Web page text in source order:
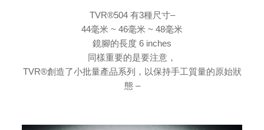
TVR®504 有3種尺寸–
44毫米 ~ 46毫米 ~ 48毫米
鏡腳的長度 6 inches
同樣重要的是要注意，
TVR®創造了小批量產品系列，以保持手工質量的原始狀
態 –